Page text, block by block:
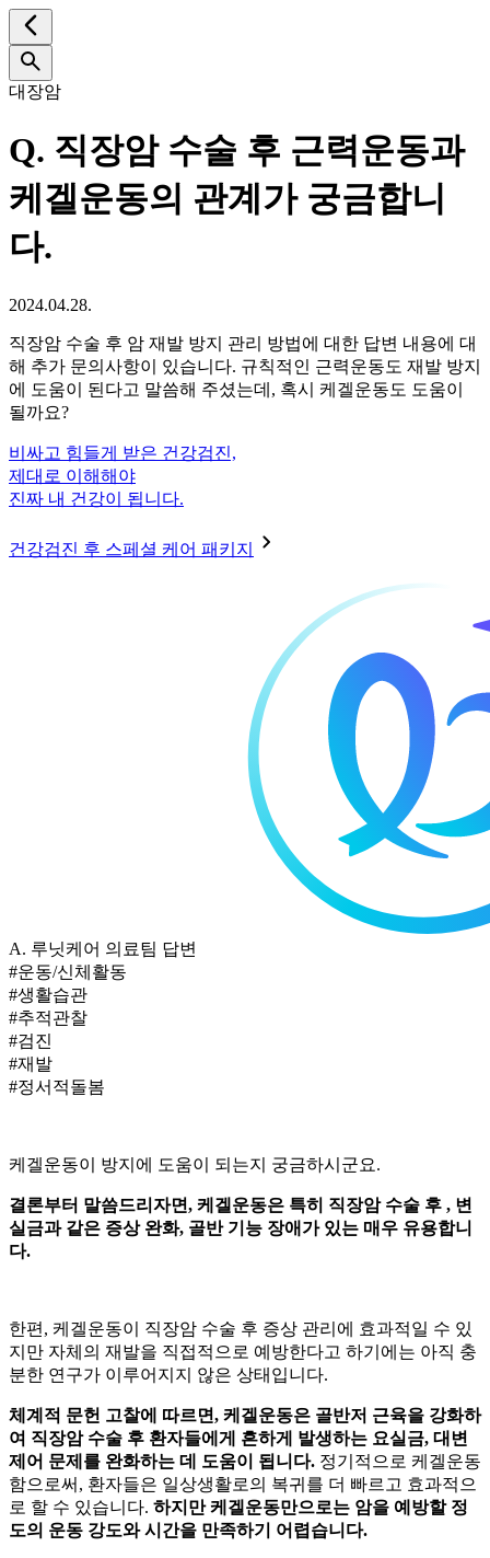
대장암
Q. 직장암 수술 후 근력운동과
케겔운동의 관계가 궁금합니
다.
2024.04.28.
직장암 수술 후 암 재발 방지 관리 방법에 대한 답변 내용에 대
해 추가 문의사항이 있습니다. 규칙적인 근력운동도 재발 방지
에 도움이 된다고 말씀해 주셨는데, 혹시 케겔운동도 도움이
될까요?
비싸고 힘들게 받은 건강검진,
제대로 이해해야
진짜 내 건강이 됩니다.
건강검진 후 스페셜 케어 패키지
A. 루닛케어 의료팀 답변
#운동/신체활동
#생활습관
#추적관찰
#검진
#재발
#정서적돌봄
케겔운동이 방지에 도움이 되는지 궁금하시군요.
결론부터 말씀드리자면, 케겔운동은 특히 직장암 수술 후 , 변
실금과 같은 증상 완화, 골반 기능 장애가 있는 매우 유용합니
다.
한편, 케겔운동이 직장암 수술 후 증상 관리에 효과적일 수 있
지만 자체의 재발을 직접적으로 예방한다고 하기에는 아직 충
분한 연구가 이루어지지 않은 상태입니다.
체계적 문헌 고찰에 따르면, 케겔운동은 골반저 근육을 강화하
여 직장암 수술 후 환자들에게 흔하게 발생하는 요실금, 대변
제어 문제를 완화하는 데 도움이 됩니다. 정기적으로 케겔운동
함으로써, 환자들은 일상생활로의 복귀를 더 빠르고 효과적으
로 할 수 있습니다. 하지만 케겔운동만으로는 암을 예방할 정
도의 운동 강도와 시간을 만족하기 어렵습니다.